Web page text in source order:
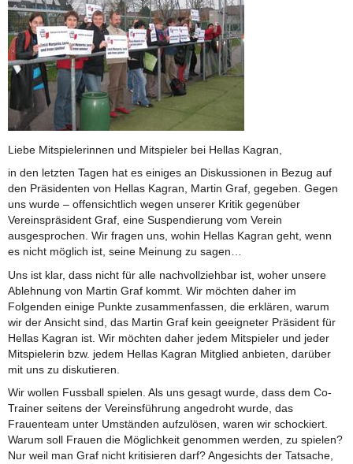
Liebe Mitspielerinnen und Mitspieler bei Hellas Kagran,
in den letzten Tagen hat es einiges an Diskussionen in Bezug auf
den Präsidenten von Hellas Kagran, Martin Graf, gegeben. Gegen
uns wurde – offensichtlich wegen unserer Kritik gegenüber
Vereinspräsident Graf, eine Suspendierung vom Verein
ausgesprochen. Wir fragen uns, wohin Hellas Kagran geht, wenn
es nicht möglich ist, seine Meinung zu sagen…
Uns ist klar, dass nicht für alle nachvollziehbar ist, woher unsere
Ablehnung von Martin Graf kommt. Wir möchten daher im
Folgenden einige Punkte zusammenfassen, die erklären, warum
wir der Ansicht sind, das Martin Graf kein geeigneter Präsident für
Hellas Kagran ist. Wir möchten daher jedem Mitspieler und jeder
Mitspielerin bzw. jedem Hellas Kagran Mitglied anbieten, darüber
mit uns zu diskutieren.
Wir wollen Fussball spielen. Als uns gesagt wurde, dass dem Co-
Trainer seitens der Vereinsführung angedroht wurde, das
Frauenteam unter Umständen aufzulösen, waren wir schockiert.
Warum soll Frauen die Möglichkeit genommen werden, zu spielen?
Nur weil man Graf nicht kritisieren darf? Angesichts der Tatsache,